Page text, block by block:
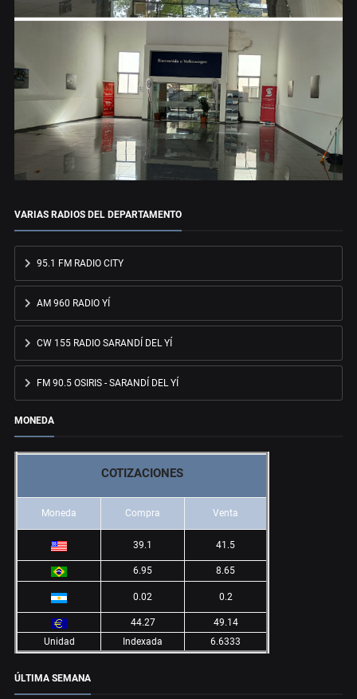
VARIAS RADIOS DEL DEPARTAMENTO
95.1 FM RADIO CITY
AM 960 RADIO YÍ
CW 155 RADIO SARANDÍ DEL YÍ
FM 90.5 OSIRIS - SARANDÍ DEL YÍ
MONEDA
COTIZACIONES
Moneda Compra Venta
39.1 41.5
6.95 8.65
0.02 0.2
44.27
49.14
Unidad
Indexada 6.6333
ÚLTIMA SEMANA